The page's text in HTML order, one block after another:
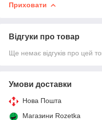
Приховати
Відгуки про товар
Ще немає відгуків про цей
Умови доставки
Нова Пошта
Магазини Rozetka